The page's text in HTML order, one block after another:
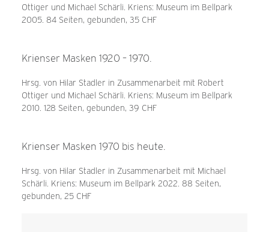
Ottiger und Michael Schärli. Kriens: Museum im Bellpark
2005. 84 Seiten, gebunden, 35 CHF
Krienser Masken 1920 – 1970.
Hrsg. von Hilar Stadler in Zusammenarbeit mit Robert
Ottiger und Michael Schärli. Kriens: Museum im Bellpark
2010. 128 Seiten, gebunden, 39 CHF
Krienser Masken 1970 bis heute.
Hrsg. von Hilar Stadler in Zusammenarbeit mit Michael
Schärli. Kriens: Museum im Bellpark 2022. 88 Seiten,
gebunden, 25 CHF